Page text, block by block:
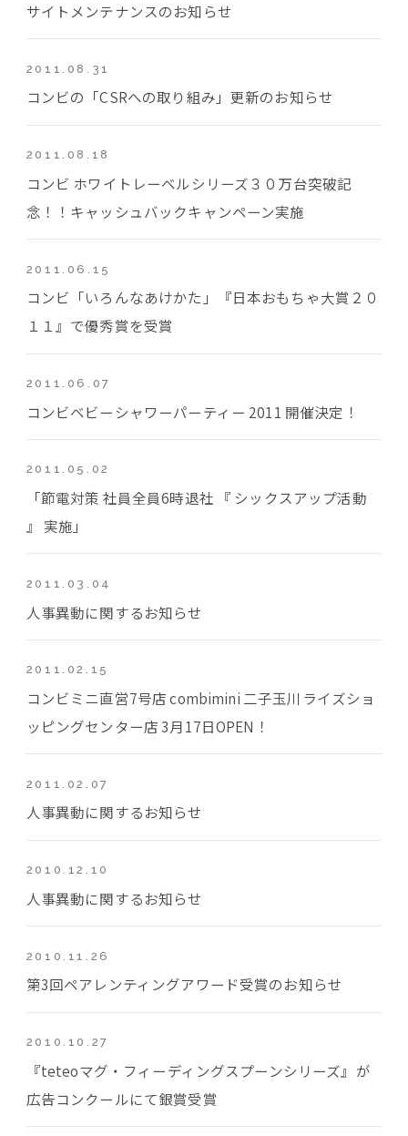
サイトメンテナンスのお知らせ
2011.08.31
コンビの「CSRへの取り組み」更新のお知らせ
2011.08.18
コンビ ホワイトレーベルシリーズ３０万台突破記
念！！キャッシュバックキャンペーン実施
2011.06.15
コンビ「いろんなあけかた」『日本おもちゃ大賞２０
１１』で優秀賞を受賞
2011.06.07
コンビベビーシャワーパーティー 2011 開催決定！
2011.05.02
「節電対策 社員全員6時退社 『 シックスアップ活動
』 実施」
2011.03.04
人事異動に関するお知らせ
2011.02.15
コンビミニ直営7号店 combimini 二子玉川ライズショ
ッピングセンター店 3月17日OPEN！
2011.02.07
人事異動に関するお知らせ
2010.12.10
人事異動に関するお知らせ
2010.11.26
第3回ペアレンティングアワード受賞のお知らせ
2010.10.27
『teteoマグ・フィーディングスプーンシリーズ』が
広告コンクールにて銀賞受賞